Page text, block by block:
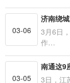
03-06
济南绕
3月6日
作…
03-05
南通这9
3日，江